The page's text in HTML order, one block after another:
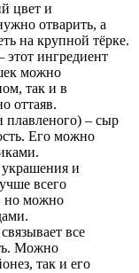
цвет и
отварить, а
на крупной тёрке.
этот ингредиент
можно
так и в
оттаяв.
плавленого) – сыр
Его можно
и
всего
но можно
все
Можно
так и его